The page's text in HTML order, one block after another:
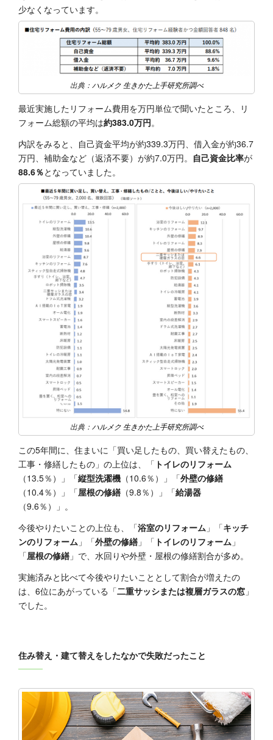
少なくなっています。
出典： ハルメク 生きかた上手研究所調べ
最近実施したリフォーム費用を万円単位で聞いたところ、リ
フォーム総額の平均は約383.0万円。
内訳をみると、自己資金平均が約339.3万円、借入金が約36.7
万円、補助金など（返済不要）が約7.0万円。 自己資金比率が
88.6％となっていました。
出典： ハルメク 生きかた上手研究所調べ
この5年間に、住まいに「買い足したもの、買い替えたもの、
工事・修繕したもの」の上位は、「 トイレのリフォーム
（13.5％）」「縦型洗濯機 （10.6％）」「外壁の修繕
（10.4％）」「屋根の修繕 （9.8％）」「給湯器
（9.6％）」。
今後やりたいことの上位も、「浴室のリフォーム 」「キッチ
ンのリフォーム 」「外壁の修繕 」「 トイレのリフォーム 」
「屋根の修繕 」で、水回りや外壁・屋根の修繕割合が多め。
実施済みと比べて今後やりたいこととして割合が増えたの
は、6位にあがっている「二重サッシまたは複層ガラスの窓 」
でした。
住み替え・建て替えをしたなかで失敗だったこと